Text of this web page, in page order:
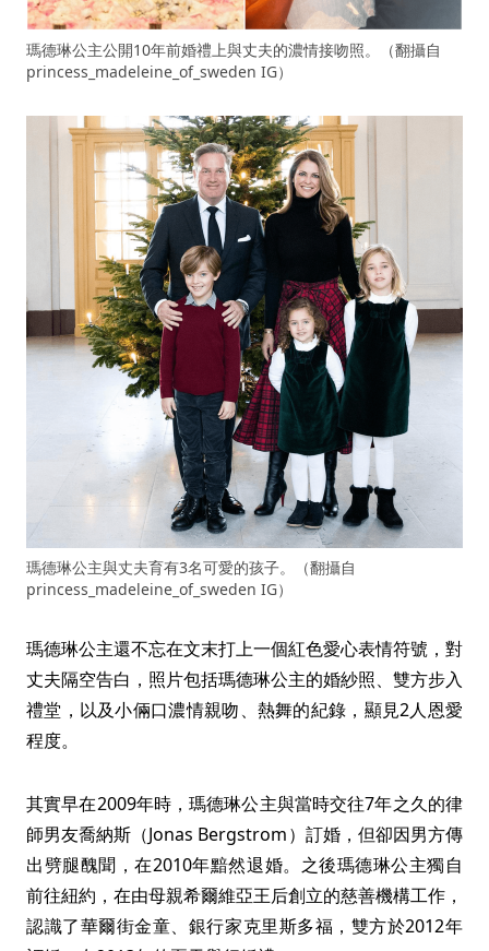
瑪德琳公主公開10年前婚禮上與丈夫的濃情接吻照。（翻攝自
princess_madeleine_of_sweden IG）
瑪德琳公主與丈夫育有3名可愛的孩子。（翻攝自
princess_madeleine_of_sweden IG）
瑪德琳公主還不忘在文末打上一個紅色愛心表情符號，對
丈夫隔空告白，照片包括瑪德琳公主的婚紗照、雙方步入
禮堂，以及小倆口濃情親吻、熱舞的紀錄，顯見2人恩愛
程度。
其實早在2009年時，瑪德琳公主與當時交往7年之久的律
師男友喬納斯（Jonas Bergstrom）訂婚，但卻因男方傳
出劈腿醜聞，在2010年黯然退婚。之後瑪德琳公主獨自
前往紐約，在由母親希爾維亞王后創立的慈善機構工作，
認識了華爾街金童、銀行家克里斯多福，雙方於2012年